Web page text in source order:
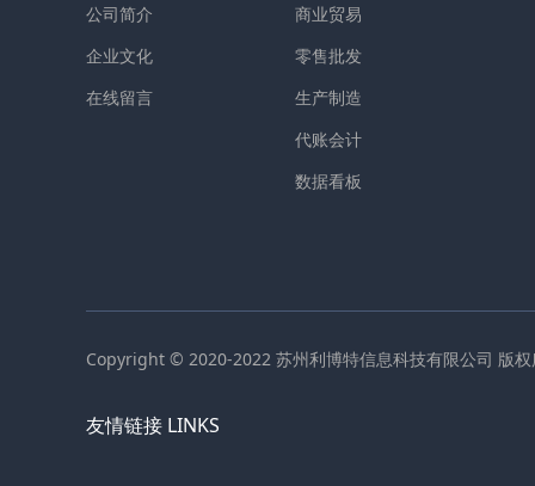
公司简介
企业文化
在线留言
商业贸易
零售批发
生产制造
代账会计
数据看板
Copyright © 2020-2022 苏州利博特信息科技有限公司 版权
友情链接 LINKS